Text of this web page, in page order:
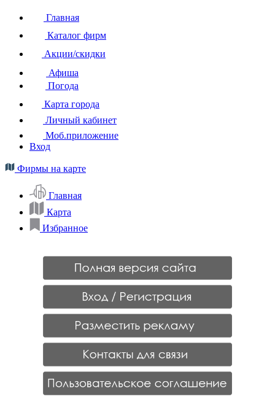
Главная
Каталог фирм
Акции/скидки
Афиша
Погода
Карта города
Личный кабинет
Моб.приложение
Вход
Фирмы на карте
Главная
Карта
Избранное